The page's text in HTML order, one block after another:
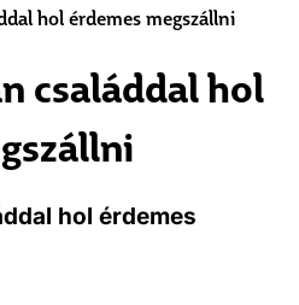
hol érdemes megszállni
családdal hol
hol érdemes